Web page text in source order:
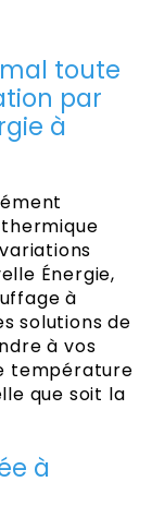
toute
par
à
Énergie,
à
solutions de
à vos
température
que soit la
à